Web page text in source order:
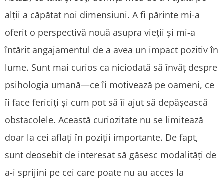
alții a căpătat noi dimensiuni. A fi părinte mi-a
oferit o perspectivă nouă asupra vieții și mi-a
întărit angajamentul de a avea un impact pozitiv în
lume. Sunt mai curios ca niciodată să învăț despre
psihologia umană—ce îi motivează pe oameni, ce
îi face fericiți și cum pot să îi ajut să depășească
obstacolele. Această curiozitate nu se limitează
doar la cei aflați în poziții importante. De fapt,
sunt deosebit de interesat să găsesc modalități de
a-i sprijini pe cei care poate nu au acces la